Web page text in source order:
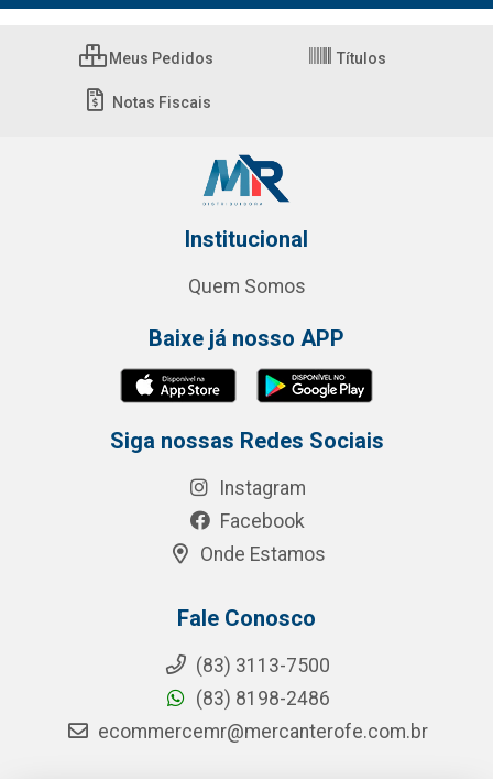
Meus Pedidos Títulos
Notas Fiscais
Institucional
Quem Somos
Baixe já nosso APP
Siga nossas Redes Sociais
Instagram
Facebook
Onde Estamos
Fale Conosco
(83) 3113-7500
(83) 8198-2486
ecommercemr@mercanterofe.com.br